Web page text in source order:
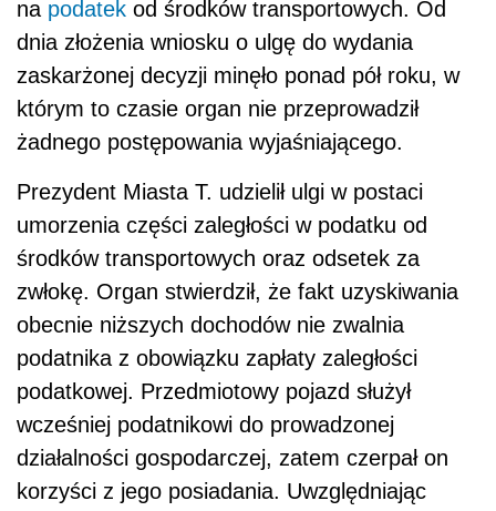
na podatek od środków transportowych. Od
dnia złożenia wniosku o ulgę do wydania
zaskarżonej decyzji minęło ponad pół roku, w
którym to czasie organ nie przeprowadził
żadnego postępowania wyjaśniającego.
Prezydent Miasta T. udzielił ulgi w postaci
umorzenia części zaległości w podatku od
środków transportowych oraz odsetek za
zwłokę. Organ stwierdził, że fakt uzyskiwania
obecnie niższych dochodów nie zwalnia
podatnika z obowiązku zapłaty zaległości
podatkowej. Przedmiotowy pojazd służył
wcześniej podatnikowi do prowadzonej
działalności gospodarczej, zatem czerpał on
korzyści z jego posiadania. Uwzględniając